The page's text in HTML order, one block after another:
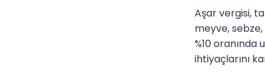
Aşar vergisi,
meyve,
%10
ihtiyaçlarını